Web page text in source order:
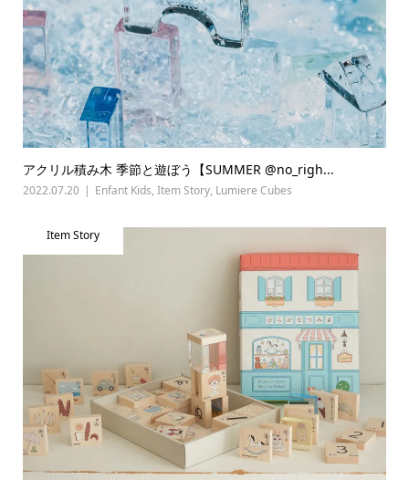
アクリル積み木 季節と遊ぼう【SUMMER @no_righ...
2022.07.20 Enfant Kids, Item Story, Lumiere Cubes
Item Story